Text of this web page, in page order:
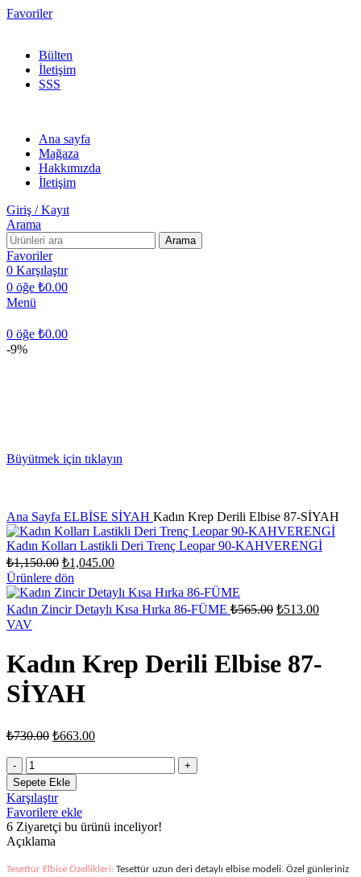
Favoriler
Bülten
İletişim
SSS
Ana sayfa
Mağaza
Hakkımızda
İletişim
Giriş / Kayıt
Arama
Arama
Favoriler
0 Karşılaştır
0 öğe ₺0.00
Menü
0 öğe ₺0.00
-9%
Büyütmek için tıklayın
Ana Sayfa ELBİSE SİYAH Kadın Krep Derili Elbise 87-SİYAH
Kadın Kolları Lastikli Deri Trenç Leopar 90-KAHVERENGİ
₺1,150.00 Orijinal
fiyat:
₺1,150.00.
₺1,045.00Şu
fiyat:
₺1,045.00.
Ürünlere dön
Kadın Zincir Detaylı Kısa Hırka 86-FÜME ₺565.00 Orijinal
₺513.00Şu
VAV
Kadın Krep Derili Elbise 87-
SİYAH
₺730.00 Orijinal
₺663.00Şu
fiyat:
₺663.00.
Kadın
Krep
Derili
Elbise
87-
SİYAH
adet
Sepete Ekle
Karşılaştır
Favorilere ekle
6 Ziyaretçi bu ürünü inceliyor!
Açıklama
Tesettür Elbise Özellikleri: Tesettür uzun deri detaylı elbise modeli. Özel günleriniz